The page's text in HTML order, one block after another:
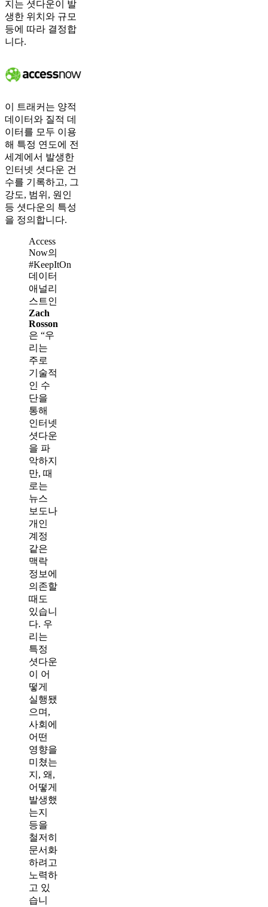
지는 셧다운이 발
생한 위치와 규모
등에 따라 결정합
니다.
이 트래커는 양적
데이터와 질적 데
이터를 모두 이용
해 특정 연도에 전
세계에서 발생한
인터넷 셧다운 건
수를 기록하고, 그
강도, 범위, 원인
등 셧다운의 특성
을 정의합니다.
Access
Now의
#KeepItOn
데이터
애널리
스트인
Zach
Rosson
은 “우
리는
주로
기술적
인 수
단을
통해
인터넷
셧다운
을 파
악하지
만, 때
로는
뉴스
보도나
개인
계정
같은
맥락
정보에
의존할
때도
있습니
다. 우
리는
특정
셧다운
이 어
떻게
실행됐
으며,
사회에
어떤
영향을
미쳤는
지, 왜,
어떻게
발생했
는지
등을
철저히
문서화
하려고
노력하
고 있
습니